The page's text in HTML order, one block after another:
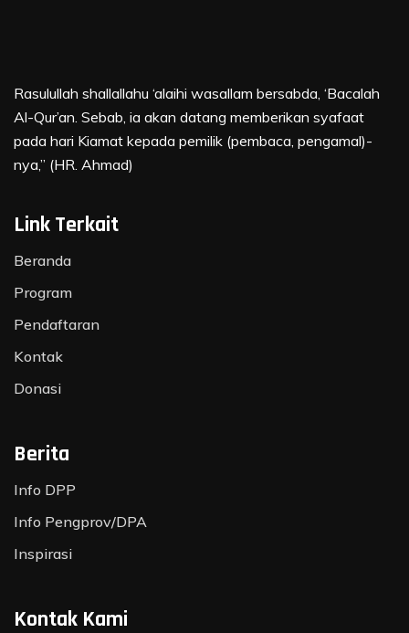
Rasulullah shallallahu ‘alaihi wasallam bersabda, ‘Bacalah
Al-Qur’an. Sebab, ia akan datang memberikan syafaat
pada hari Kiamat kepada pemilik (pembaca, pengamal)-
nya,” (HR. Ahmad)
Link Terkait
Beranda
Program
Pendaftaran
Kontak
Donasi
Berita
Info DPP
Info Pengprov/DPA
Inspirasi
Kontak Kami